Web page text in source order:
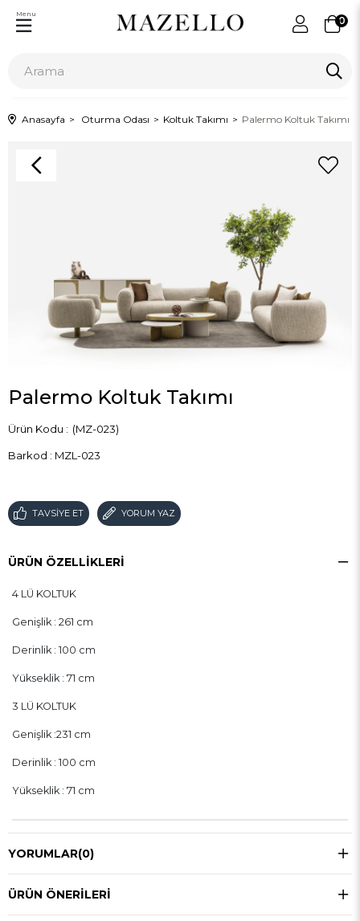
0
Menu
Anasayfa Oturma Odası Koltuk Takımı Palermo Koltuk Takımı
Palermo Koltuk Takımı
(MZ-023)
Barkod : MZL-023
TAVSIYE ET YORUM YAZ
ÜRÜN ÖZELLIKLERI
4 LÜ KOLTUK
Genişlik : 261 cm
Derinlik : 100 cm
Yükseklik : 71 cm
3 LÜ KOLTUK
Genişlik :231 cm
Derinlik : 100 cm
Yükseklik : 71 cm
YORUMLAR(0)
ÜRÜN ÖNERILERI